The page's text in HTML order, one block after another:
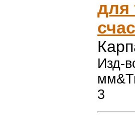
для
Изд-
3